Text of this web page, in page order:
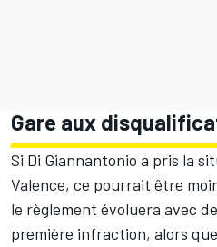
Gare aux
Si Di Giannantonio a pris la
Valence, ce pourrait être
le règlement évoluera avec
première infraction, alors